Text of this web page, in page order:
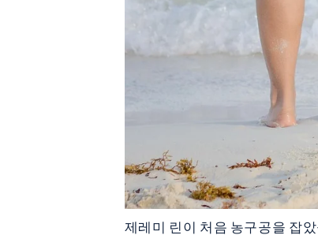
제레미 린이 처음 농구공을 잡